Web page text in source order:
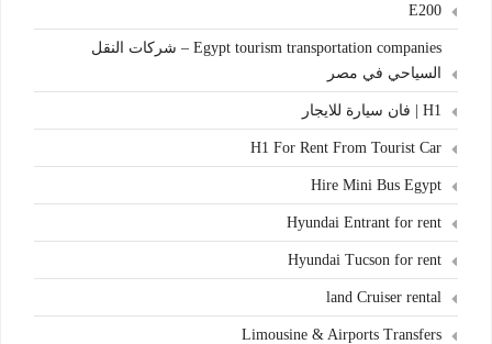
E200
Egypt tourism transportation companies – شركات النقل
السياحي في مصر
H1 | فان سيارة للايجار
H1 For Rent From Tourist Car
Hire Mini Bus Egypt
Hyundai Entrant for rent
Hyundai Tucson for rent
land Cruiser rental
Limousine & Airports Transfers